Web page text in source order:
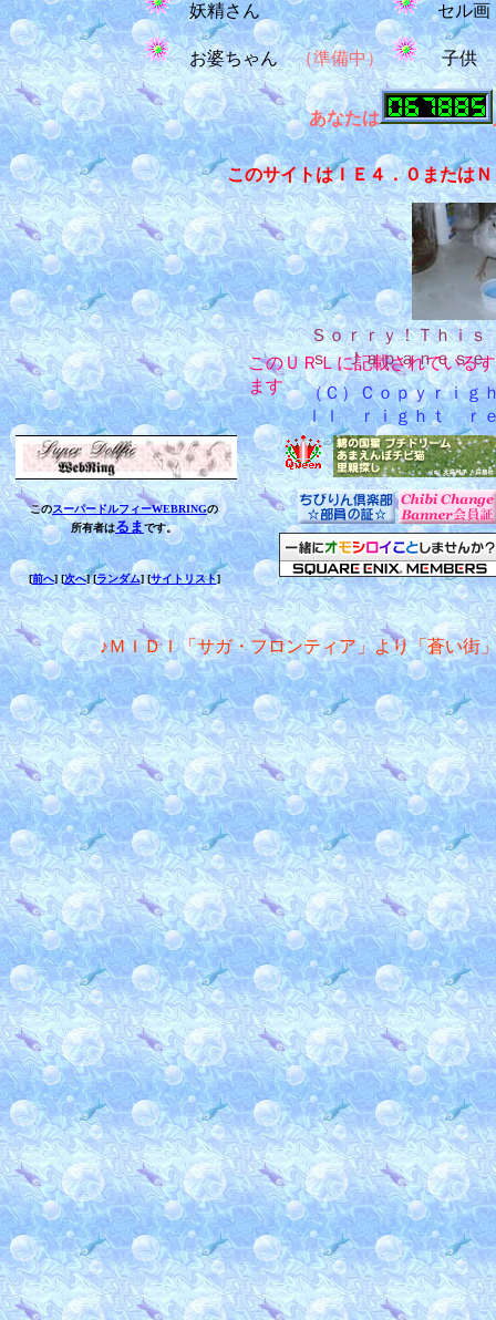
あなたは
このサイトはＩＥ４．０または
このＵＲＬに記載されている
ます
（Ｃ）Ｃｏｐｙｒｉ
ｌｌ ｒｉｇｈｔ ｒｅ
Ｓｏｒｒｙ！Ｔｈｉ
ｓ Ｊａｐａｎｅｓｅ
このスーパードルフィーWEBRINGの
所有者はるまです。
[前へ] [次へ] [ランダム] [サイトリスト]
♪ＭＩＤＩ「サガ・フロンティア」より「蒼い街
妖精さん セル画
お婆ちゃん（準備中） 子供